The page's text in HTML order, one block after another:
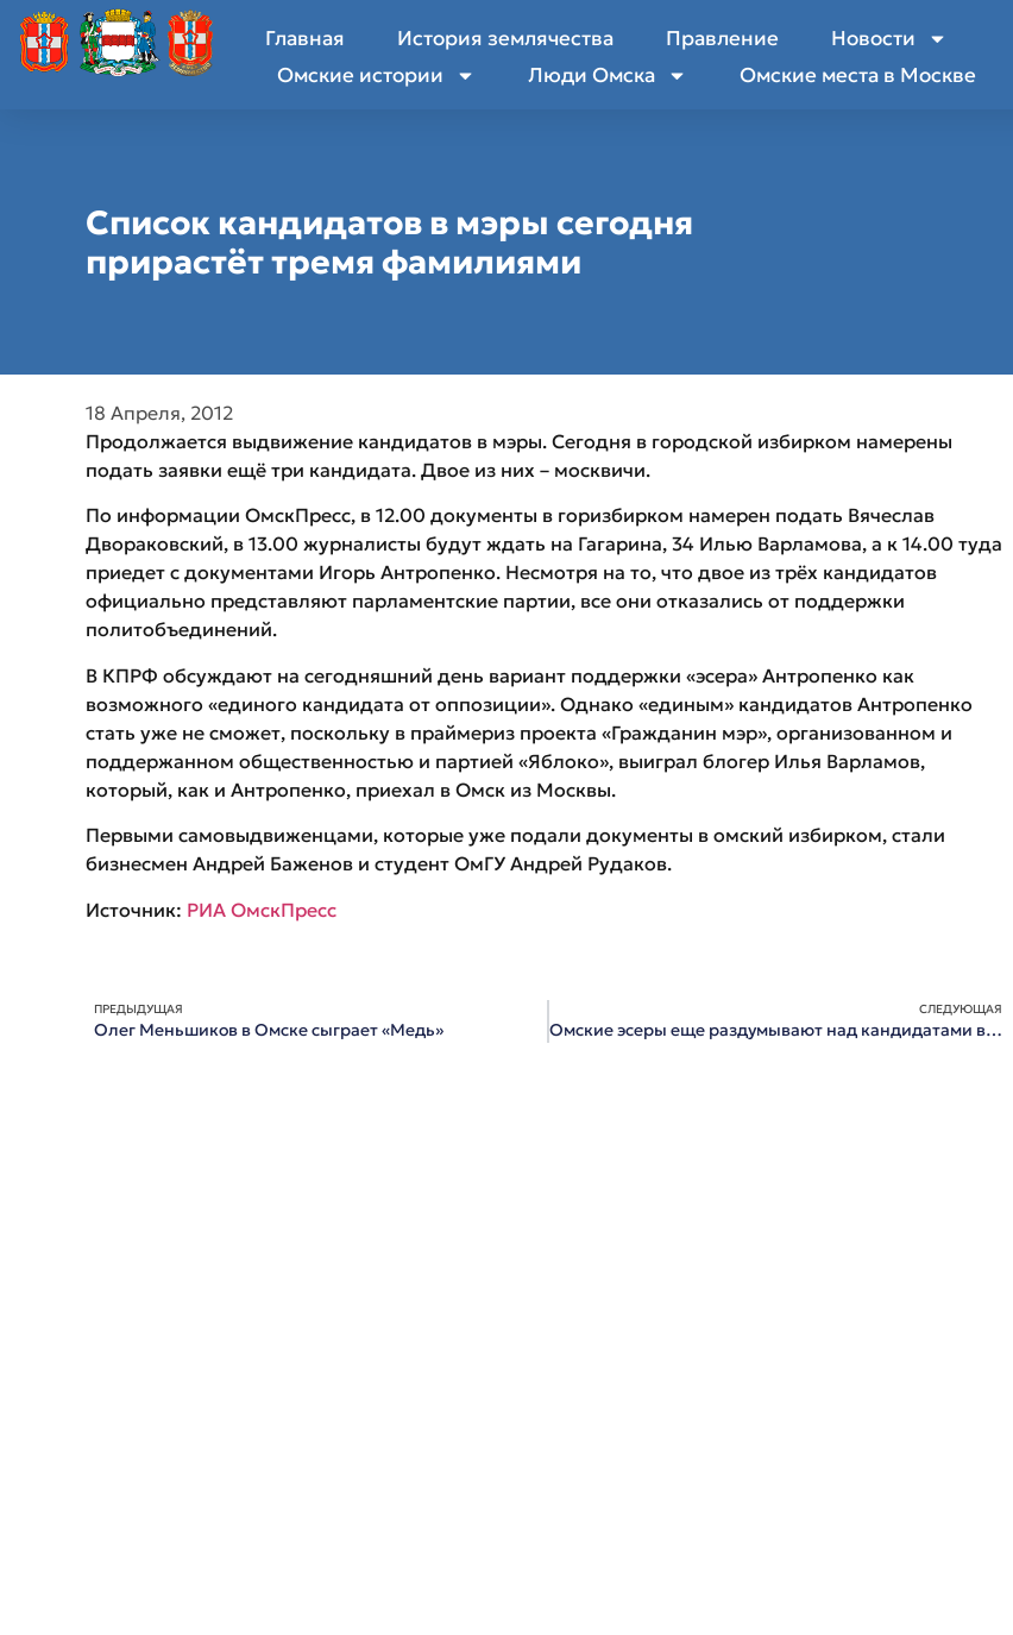
Главная История землячества Правление
Новости
Омские истории
Люди Омска Омские места в Москве
Список кандидатов в мэры сегодня
прирастёт тремя фамилиями
18 Апреля, 2012
Продолжается выдвижение кандидатов в мэры. Сегодня в городской избирком намерены
подать заявки ещё три кандидата. Двое из них – москвичи.
По информации ОмскПресс, в 12.00 документы в горизбирком намерен подать Вячеслав
Двораковский, в 13.00 журналисты будут ждать на Гагарина, 34 Илью Варламова, а к 14.00 туда
приедет с документами Игорь Антропенко. Несмотря на то, что двое из трёх кандидатов
официально представляют парламентские партии, все они отказались от поддержки
политобъединений.
В КПРФ обсуждают на сегодняшний день вариант поддержки «эсера» Антропенко как
возможного «единого кандидата от оппозиции». Однако «единым» кандидатов Антропенко
стать уже не сможет, поскольку в праймериз проекта «Гражданин мэр», организованном и
поддержанном общественностью и партией «Яблоко», выиграл блогер Илья Варламов,
который, как и Антропенко, приехал в Омск из Москвы.
Первыми самовыдвиженцами, которые уже подали документы в омский избирком, стали
бизнесмен Андрей Баженов и студент ОмГУ Андрей Рудаков.
Источник: РИА ОмскПресс
ПРЕДЫДУЩАЯ
Олег Меньшиков в Омске сыграет «Медь»
СЛЕДУЮЩАЯ
Омские эсеры еще раздумывают над кандидатами в градоначальники